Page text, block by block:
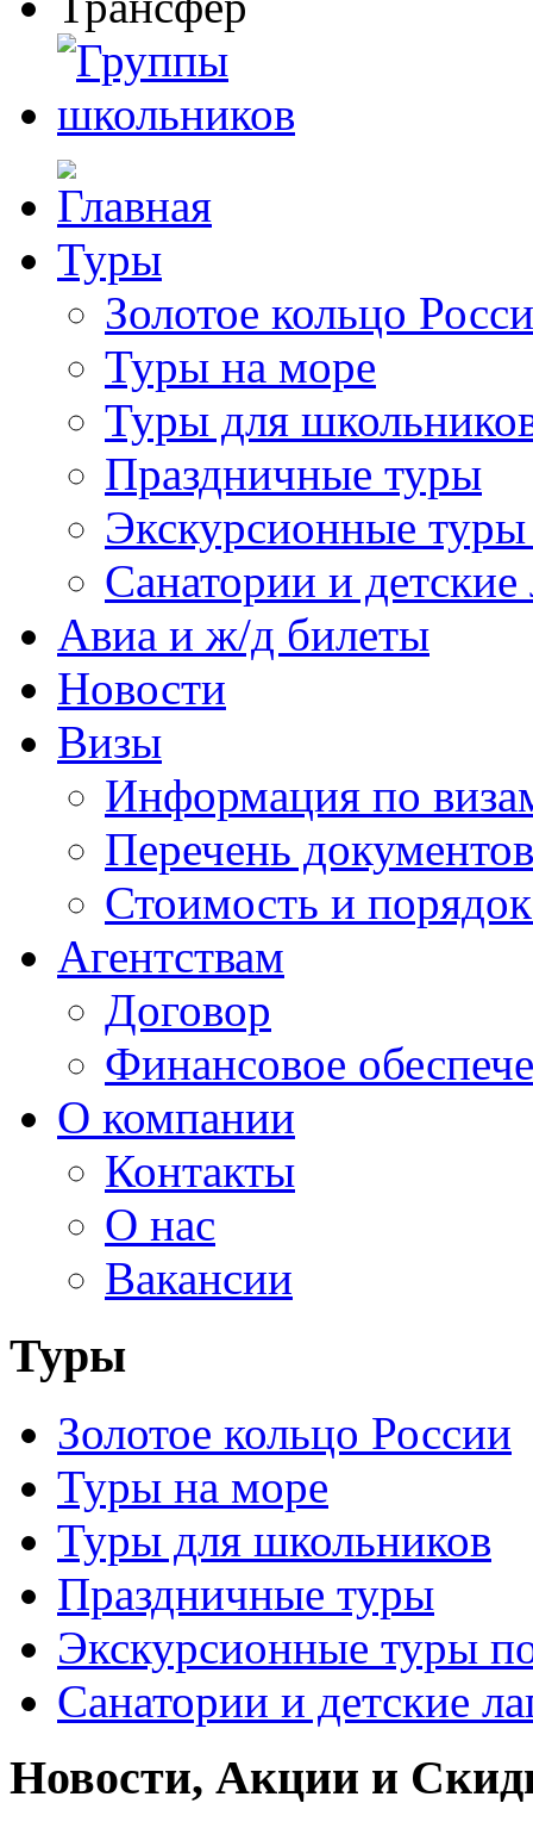
Туры
Золотое кольцо
Туры на море
Туры для
Праздничные туры
Экскурсионные
Санатории и детские
Авиа и ж/д билеты
Новости
Визы
Информация по
Перечень
Стоимость и
Агентствам
Договор
Финансовое
О компании
Контакты
О нас
Вакансии
Туры
Золотое кольцо России
Туры на море
Туры для школьников
Праздничные туры
Экскурсионные туры
Санатории и детские
Новости, Акции и